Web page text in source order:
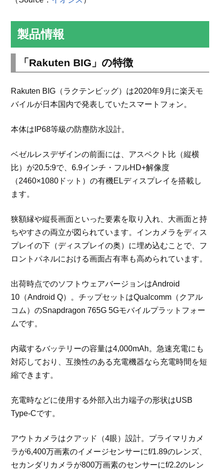
製品情報
「Rakuten BIG」の特徴
Rakuten BIG（ラクテンビッグ）は2020年9月に楽天モ
バイルが日本国内で発表していたスマートフォン。
本体はIP68等級の防塵防水設計。
ベゼルレスデザインの前面には、アスペクト比（縦横
比）が20.5:9で、6.9インチ・フルHD+解像度
（2460×1080ドット）の有機ELディスプレイを搭載し
ます。
狭額縁や縦長画面といった要素を取り入れ、大画面と持
ちやすさの両立が図られています。インカメラをディス
プレイの下（ディスプレイの奥）に埋め込むことで、フ
ロントパネルにおける画面占有率も高められています。
出荷時点でのソフトウェアバージョンはAndroid
10（Android Q）。チップセットはQualcomm（クアル
コム）のSnapdragon 765G 5Gモバイルプラットフォー
ムです。
内蔵するバッテリーの容量は4,000mAh。急速充電にも
対応しており、互換性のある充電機器なら充電時間を短
縮できます。
充電時などに使用する外部入出力端子の形状はUSB
Type-Cです。
アウトカメラはクアッド（4眼）設計。プライマリカメ
ラが6,400万画素のイメージセンサーにf/1.89のレンズ、
セカンダリカメラが800万画素のセンサーにf/2.2のレン